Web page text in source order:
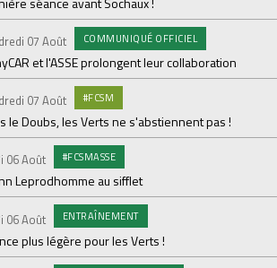
07 Août COMMUNIQUÉ OFFICIEL
et l'ASSE prolongent leur collaboration
07 Août #FCSM
le Doubs, les Verts ne s'abstiennent pas !
06 Août #FCSMASSE
Leprodhomme au sifflet
06 Août ENTRAÎNEMENT
plus légère pour les Verts !